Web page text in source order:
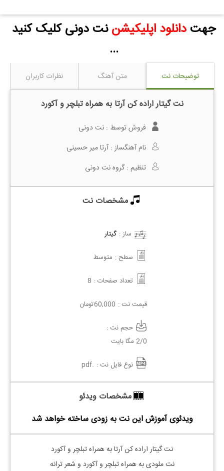
جهتدانلود اپلیکیشن نت دونی کلیک کنید
...
توضیحات نت متن آهنگ نظرات کاربران
نت گیتار اراده کن آرتا به همراه تبلچر و آکورد
فروش توسط : نت دونی
نام آهنگساز : آرتا میر حسینی
تنظیم :گروه نت دونی
مشخصات نت
ساز : گیتار
سطح : متوسط
تعداد صفحات : 8
قیمت نت : 60,000تومان
حجم نت :
2/0 مگا بایت
نوع فایل نت : .pdf
مشخصات ویدئو
ویدئوی آموزش این نت به زودی ساخته خواهد شد
نت گیتار اراده کن آرتا به همراه تبلچر و آکورد
نت ملودی به همراه تبلچر و آکورد و شعر ترانه